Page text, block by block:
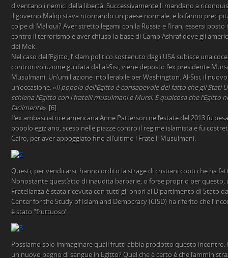
diventano i nemici della libertà. Successivamente li mandano a
il governo Maliqi stava ritornando un paese normale, e lo fanno
colpe di Maliqui? Aver stretto legami con la Russia e l’Iran, essersi
contro il terrorismo e aver chiuso la base di Camp Ashraf dove gli
del Mek.
Nel caso dell’Egitto, l’islam politico sostenuto dagli USA subisce una
controrivoluzione guidata dal al-Sisi, viene deposto l’ex presidente
Musulmani. Un’umiliazione intollerabile per Washington. Al-Sisi, il
un’occasione: «Il popolo dell’Egitto è consapevole del fatto che gli Stati
schiena l’Egitto con i fratelli musulmani e Mursi. È qualcosa che
facilmente». [6]
L’ex ambasciatrice americana Anne Patterson nell’estate del 2013 fu
popolo egiziano, sceso nelle piazze contro il regime islamista e fu
Cairo, per aver appoggiato fino all’ultimo i Fratelli Musulmani.
Questi, per vendicarsi, hanno ordito la strage di cristiani copti che ha
Nonostante quest’atto di inaudita barbarie, o forse proprio per questo,
Fratellanza è stata ricevuta con tutti gli onori al Dipartimento di Stato
Center for the Study of Islam and Democracy (CISD) ha riferito che
è stato “fruttuoso”.
Possiamo solo immaginare quali frutti abbia prodotto questo incontro.
un nuovo bagno di sangue in Egitto? Quel che è certo è che